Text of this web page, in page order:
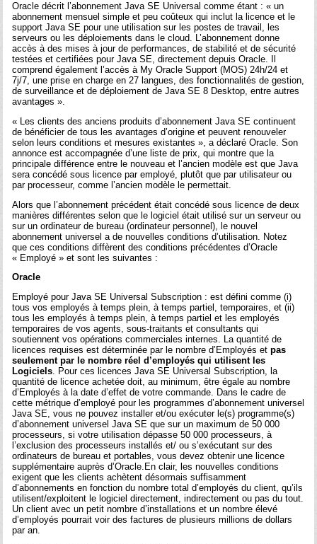
Oracle décrit l’abonnement Java SE Universal comme étant : « un
abonnement mensuel simple et peu coûteux qui inclut la licence et le
support Java SE pour une utilisation sur les postes de travail, les
serveurs ou les déploiements dans le cloud. L’abonnement donne
accès à des mises à jour de performances, de stabilité et de sécurité
testées et certifiées pour Java SE, directement depuis Oracle. Il
comprend également l’accès à My Oracle Support (MOS) 24h/24 et
7j/7, une prise en charge en 27 langues, des fonctionnalités de gestion,
de surveillance et de déploiement de Java SE 8 Desktop, entre autres
avantages ».
« Les clients des anciens produits d’abonnement Java SE continuent
de bénéficier de tous les avantages d’origine et peuvent renouveler
selon leurs conditions et mesures existantes », a déclaré Oracle. Son
annonce est accompagnée d’une liste de prix, qui montre que la
principale différence entre le nouveau et l’ancien modèle est que Java
sera concédé sous licence par employé, plutôt que par utilisateur ou
par processeur, comme l’ancien modèle le permettait.
Alors que l’abonnement précédent était concédé sous licence de deux
manières différentes selon que le logiciel était utilisé sur un serveur ou
sur un ordinateur de bureau (ordinateur personnel), le nouvel
abonnement universel a de nouvelles conditions d’utilisation. Notez
que ces conditions diffèrent des conditions précédentes d’Oracle
« Employé » et sont les suivantes :
Oracle
Employé pour Java SE Universal Subscription : est défini comme (i)
tous vos employés à temps plein, à temps partiel, temporaires, et (ii)
tous les employés à temps plein, à temps partiel et les employés
temporaires de vos agents, sous-traitants et consultants qui
soutiennent vos opérations commerciales internes. La quantité de
licences requises est déterminée par le nombre d’Employés etpas
seulement par le nombre réel d’employés qui utilisent les
Logiciels. Pour ces licences Java SE Universal Subscription, la
quantité de licence achetée doit, au minimum, être égale au nombre
d’Employés à la date d’effet de votre commande. Dans le cadre de
cette métrique d’employé pour les programmes d’abonnement universel
Java SE, vous ne pouvez installer et/ou exécuter le(s) programme(s)
d’abonnement universel Java SE que sur un maximum de 50 000
processeurs, si votre utilisation dépasse 50 000 processeurs, à
l’exclusion des processeurs installés et/ ou s’exécutant sur des
ordinateurs de bureau et portables, vous devez obtenir une licence
supplémentaire auprès d’Oracle.En clair, les nouvelles conditions
exigent que les clients achètent désormais suffisamment
d’abonnements en fonction du nombre total d’employés du client, qu’ils
utilisent/exploitent le logiciel directement, indirectement ou pas du tout.
Un client avec un petit nombre d’installations et un nombre élevé
d’employés pourrait voir des factures de plusieurs millions de dollars
par an.